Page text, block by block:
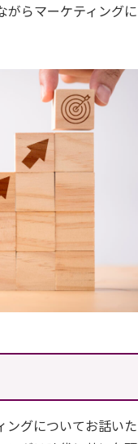
がらマーケティングに
ングについてお話いた